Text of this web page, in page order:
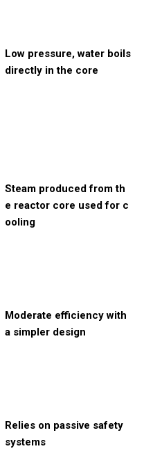
Low pressure, water boils
directly in the core
Steam produced from th
e reactor core used for c
ooling
Moderate efficiency with
a simpler design
Relies on passive safety
systems